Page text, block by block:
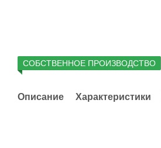
СОБСТВЕННОЕ ПРОИЗВОДСТВО
Описание Характеристики